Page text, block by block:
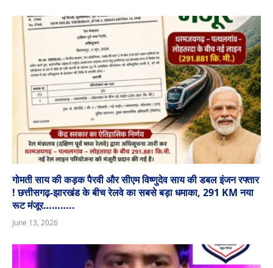
गोमती साय की कड़क पैरवी और सीएम विष्णुदेव साय की डबल इंजन रफ्तार
! छत्तीसगढ़-झारखंड के बीच रेलवे का सबसे बड़ा धमाका, 291 KM नया
रूट मंजूर………..
June 13, 2026